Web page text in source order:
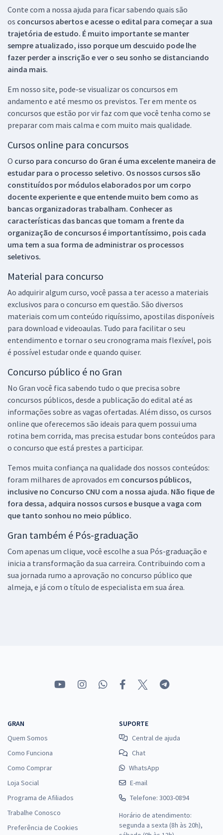
Conte com a nossa ajuda para ficar sabendo quais são
os concursos abertos e acesse o edital para começar a sua
trajetória de estudo. É muito importante se manter
sempre atualizado, isso porque um descuido pode lhe
fazer perder a inscrição e ver o seu sonho se distanciando
ainda mais.
Em nosso site, pode-se visualizar os concursos em
andamento e até mesmo os previstos. Ter em mente os
concursos que estão por vir faz com que você tenha como se
preparar com mais calma e com muito mais qualidade.
Cursos online para concursos
O curso para concurso do Gran é uma excelente maneira de
estudar para o processo seletivo. Os nossos cursos são
constituídos por módulos elaborados por um corpo
docente experiente e que entende muito bem como as
bancas organizadoras trabalham. Conhecer as
características das bancas que tomam a frente da
organização de concursos é importantíssimo, pois cada
uma tem a sua forma de administrar os processos
seletivos.
Material para concurso
Ao adquirir algum curso, você passa a ter acesso a materiais
exclusivos para o concurso em questão. São diversos
materiais com um conteúdo riquíssimo, apostilas disponíveis
para download e videoaulas. Tudo para facilitar o seu
entendimento e tornar o seu cronograma mais flexível, pois
é possível estudar onde e quando quiser.
Concurso público é no Gran
No Gran você fica sabendo tudo o que precisa sobre
concursos públicos, desde a publicação do edital até as
informações sobre as vagas ofertadas. Além disso, os cursos
online que oferecemos são ideais para quem possui uma
rotina bem corrida, mas precisa estudar bons conteúdos para
o concurso que está prestes a participar.
Temos muita confiança na qualidade dos nossos conteúdos:
foram milhares de aprovados em concursos públicos,
inclusive no Concurso CNU com a nossa ajuda. Não fique de
fora dessa, adquira nossos cursos e busque a vaga com
que tanto sonhou no meio público.
Gran também é Pós-graduação
Com apenas um clique, você escolhe a sua Pós-graduação e
inicia a transformação da sua carreira. Contribuindo com a
sua jornada rumo a aprovação no concurso público que
almeja, e já com o título de especialista em sua área.
GRAN
Quem Somos
Como Funciona
Como Comprar
Loja Social
Programa de Afiliados
Trabalhe Conosco
Preferência de Cookies
SUPORTE
Central de ajuda
Chat
WhatsApp
E-mail
Telefone: 3003-0894
Horário de atendimento:
segunda a sexta (8h às 20h),